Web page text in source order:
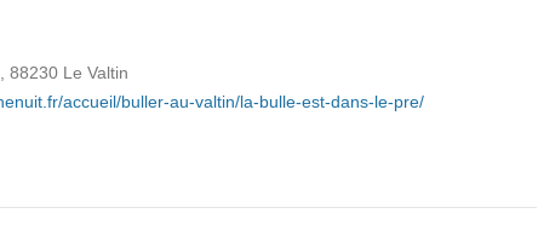
88230 Le Valtin
accueil/buller-au-valtin/la-bulle-est-dans-le-pre/